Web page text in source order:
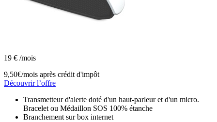
19 € /mois
9,50€/mois après crédit d'impôt
Découvrir l’offre
Transmetteur d'alerte doté d'un haut-parleur et d'un micro.
Bracelet ou Médaillon SOS 100% étanche
Branchement sur box internet